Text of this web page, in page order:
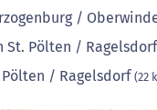
/
St. Pölten /
Pölten / Ragelsdorf(22